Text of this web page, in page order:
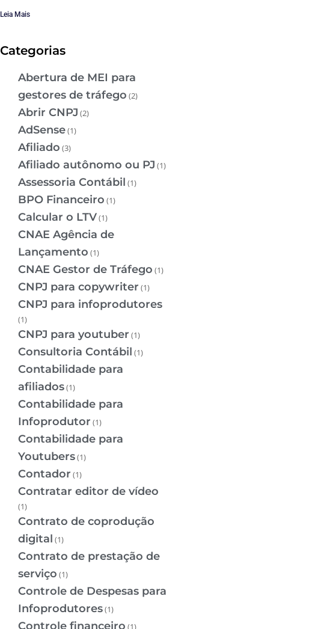
Leia Mais
Categorias
Abertura de MEI para
gestores de tráfego (2)
Abrir CNPJ (2)
AdSense(1)
Afiliado (3)
Afiliado autônomo ou PJ (1)
Assessoria Contábil (1)
BPO Financeiro (1)
Calcular o LTV(1)
CNAE Agência de
Lançamento (1)
CNAE Gestor de Tráfego (1)
CNPJ para copywriter (1)
CNPJ para infoprodutores
(1)
CNPJ para youtuber (1)
Consultoria Contábil (1)
Contabilidade para
afiliados(1)
Contabilidade para
Infoprodutor (1)
Contabilidade para
Youtubers(1)
Contador (1)
Contratar editor de vídeo
(1)
Contrato de coprodução
digital (1)
Contrato de prestação de
serviço (1)
Controle de Despesas para
Infoprodutores(1)
Controle financeiro (1)